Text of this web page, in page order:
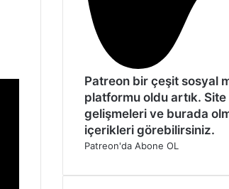
Patreon bir çeşit sosyal
platformu oldu artık. Site
gelişmeleri ve burada
içerikleri görebilirsiniz.
Patreon'da Abone OL